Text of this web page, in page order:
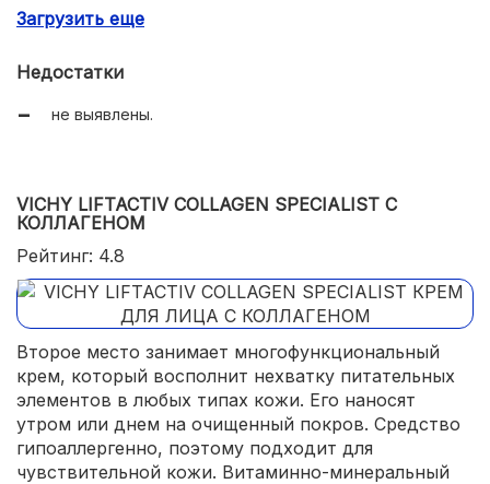
легкая некомедогенная текстура;
Загрузить еще
Недостатки
не выявлены.
VICHY LIFTACTIV COLLAGEN SPECIALIST С
КОЛЛАГЕНОМ
Рейтинг: 4.8
Второе место занимает многофункциональный
крем, который восполнит нехватку питательных
элементов в любых типах кожи. Его наносят
утром или днем на очищенный покров. Средство
гипоаллергенно, поэтому подходит для
чувствительной кожи. Витаминно-минеральный